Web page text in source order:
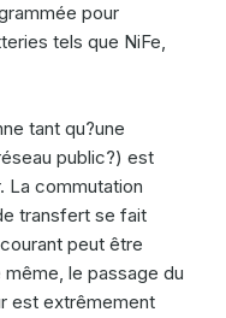
pour
tels que NiFe,
tant qu?une
public?) est
La commutation
transfert se fait
peut être
le passage du
est extrêmement